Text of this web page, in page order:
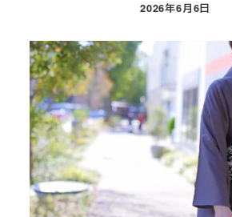
投稿日
2026年6月6日